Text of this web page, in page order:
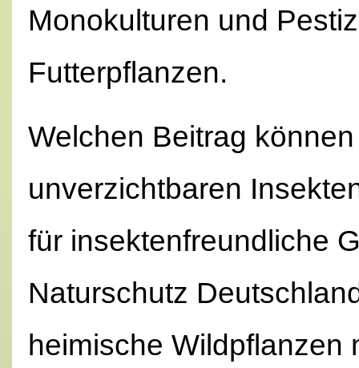
Monokulturen und
Futterpflanzen.
Welchen Beitrag
unverzichtbaren
für insektenfreundliche
Naturschutz
heimische Wildpflanzen